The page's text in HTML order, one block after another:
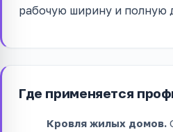
рабочую ширину и полную
Где применяется
Кровля жилых домов.